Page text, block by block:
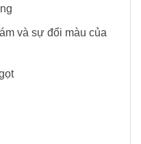
và sự đổi màu của